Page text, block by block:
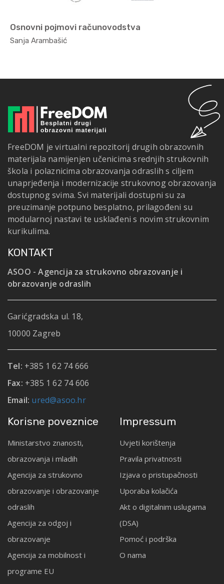
Osnovni pojmovi računovodstva
Sanja Arambašić
FreeDOM je virtualni repozitorij drugih obrazovnih
materijala namijenjen učenicima srednjih strukovnih
škola i polaznicima obrazovanja odraslih s ciljem
unaprjeđenja i modernizacije strukovnog obrazovanja
dostupnog svima. Svi materijali dostupni su za
preuzimanje potpuno besplatno, prilagođeni su
modularnoj nastavi te usklađeni s novim strukovnim
kurikulima.
KONTAKT
ASOO - Agencija za strukovno obrazovanje i
obrazovanje odraslih
Garićgradska ul. 18,
10000 Zagreb
Tel: +385 1 62 74 666
Fax: +385 1 62 74 606
Email: ured@asoo.hr
Korisne poveznice
Ministarstvo znanosti,
obrazovanja i mladih
Agencija za strukovno
obrazovanje i obrazovanje
odraslih
Agencija za odgoj i
obrazovanje
Agencija za mobilnost i
programe EU
Impressum
Uvjeti korištenja
Pravila privatnosti
Izjava o pristupačnosti
Uporaba kolačića
Akt o digitalnim uslugama
(DSA)
Pomoć i podrška
O nama